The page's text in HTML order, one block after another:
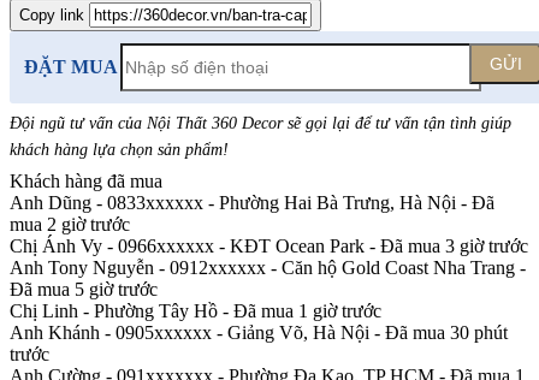
Copy link
ĐẶT MUA GỬI
Đội ngũ tư vấn của Nội Thất 360 Decor sẽ gọi lại để tư vấn tận tình giúp
khách hàng lựa chọn sản phẩm!
Khách hàng đã mua
Anh Dũng - 0833xxxxxx - Phường Hai Bà Trưng, Hà Nội - Đã
mua 2 giờ trước
Chị Ánh Vy - 0966xxxxxx - KĐT Ocean Park - Đã mua 3 giờ trước
Anh Tony Nguyễn - 0912xxxxxx - Căn hộ Gold Coast Nha Trang -
Đã mua 5 giờ trước
Chị Linh - Phường Tây Hồ - Đã mua 1 giờ trước
Anh Khánh - 0905xxxxxx - Giảng Võ, Hà Nội - Đã mua 30 phút
trước